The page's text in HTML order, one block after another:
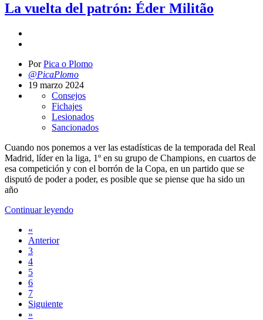
La vuelta del patrón: Éder Militão
PorPica o Plomo
@PicaPlomo
19 marzo 2024
Consejos
Fichajes
Lesionados
Sancionados
Cuando nos ponemos a ver las estadísticas de la temporada del Real
Madrid, líder en la liga, 1º en su grupo de Champions, en cuartos de
esa competición y con el borrón de la Copa, en un partido que se
disputó de poder a poder, es posible que se piense que ha sido un
año
Continuar leyendo
«
Anterior
3
4
5
6
7
Siguiente
»